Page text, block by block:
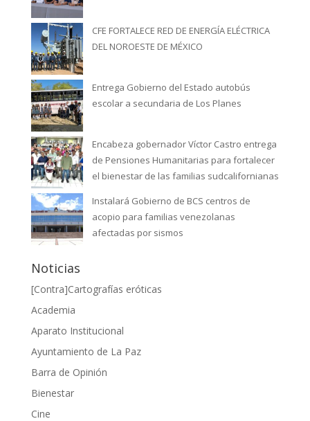
CFE FORTALECE RED DE ENERGÍA ELÉCTRICA
DEL NOROESTE DE MÉXICO
Entrega Gobierno del Estado autobús
escolar a secundaria de Los Planes
Encabeza gobernador Víctor Castro entrega
de Pensiones Humanitarias para fortalecer
el bienestar de las familias sudcalifornianas
Instalará Gobierno de BCS centros de
acopio para familias venezolanas
afectadas por sismos
Noticias
[Contra]Cartografías eróticas
Academia
Aparato Institucional
Ayuntamiento de La Paz
Barra de Opinión
Bienestar
Cine